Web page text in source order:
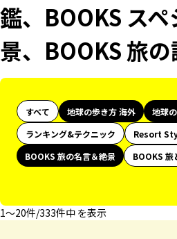
鑑、BOOKS ス
景、BOOKS 旅
すべて 地球の歩き方 海外 地球
ランキング&テクニック
Resort
BOOKS 旅の名言＆絶景
BOOKS 旅
1〜20件/333件中 を表示